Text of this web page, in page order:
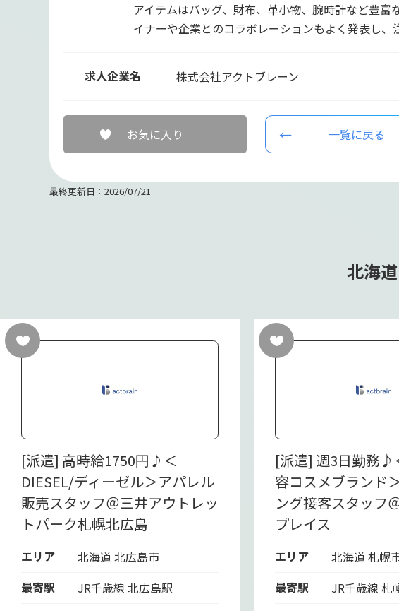
アイテムはバッグ、財布、革小物、腕時計など豊
イナーや企業とのコラボレーションもよく発表し、
求人企業名 株式会社アクトブレーン
お気に入り 一覧に戻る
最終更新日：2026/07/21
北海
[派遣] 高時給1750円♪＜
DIESEL/ディーゼル＞アパレル
販売スタッフ＠三井アウトレッ
トパーク札幌北広島
エリア
北海道 北広島市
最寄駅
JR千歳線 北広島駅
[派遣] 週3日勤務♪
容コスメブランド
ング接客スタッフ
プレイス
エリア
北海道 札幌
最寄駅
JR千歳線 札